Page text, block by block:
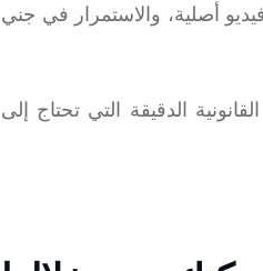
أصلية، والاستمرار في جني
الدقيقة التي تحتاج إلى